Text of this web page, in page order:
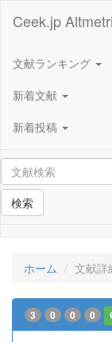
Ceek.jp
文献ランキング
新着文献
新着投稿
検索
ホーム 文献詳
3 0 0 0